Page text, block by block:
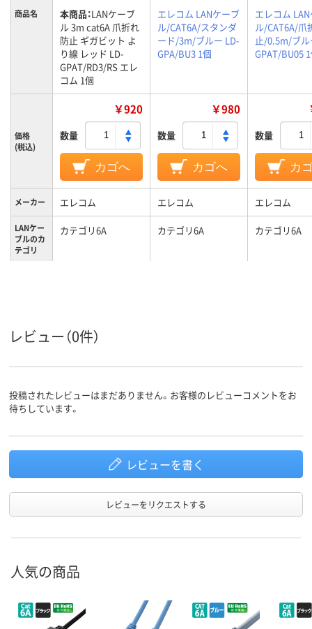
商品名 本商品：LANケーブ
ル 3m cat6A 爪折れ
防止 ギガビット よ
り線 レッド LD-
GPAT/RD3/RS エレ
コム 1個
エレコム LANケーブ
ル/CAT6A/スタンダ
ード/3m/ブルー LD-
GPA/BU3 1個
エレコム
ル/CAT6A/爪
止/0.5m/ブル
GPAT/BU05
価格
(税込)
￥920
数量
カゴへ
￥980
数量
カゴへ
数量
カ
メーカー エレコム エレコム エレコム
LANケー
ブルのカ
テゴリ
カテゴリ6A カテゴリ6A カテゴリ6A
LANケー
ストレート結線
レビュー（0件）
投稿されたレビューはまだありません。お客様のレビューコメントをお
待ちしています。
レビューを書く
レビューをリクエストする
人気の商品